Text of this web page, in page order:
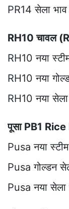
PR14 सेला
RH10 चावल
RH10 नया
RH10 नया
RH10 नया
पूसा PB1
Pusa नया
Pusa गोल्डन
Pusa नया